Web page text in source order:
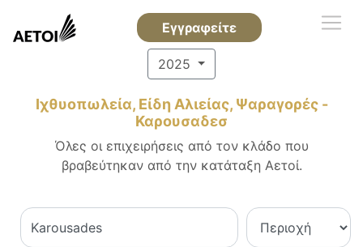
Εγγραφείτε
2025
Ιχθυοπωλεία, Είδη Αλιείας, Ψαραγορές -
Καρουσαδεσ
Όλες οι επιχειρήσεις από τον κλάδο που
βραβεύτηκαν από την κατάταξη Αετοί.